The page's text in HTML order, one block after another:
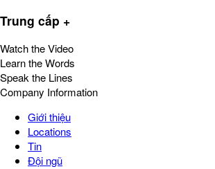
Trung cấp +
Watch the Video
Learn the Words
Speak the Lines
Company Information
Giới thiệu
Locations
Tin
Đội ngũ